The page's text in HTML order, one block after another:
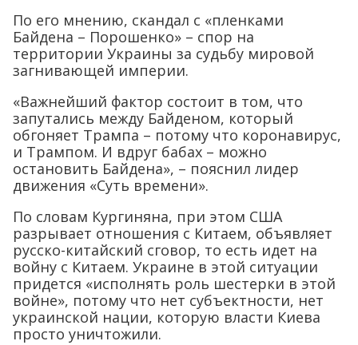
По его мнению, скандал с «пленками
Байдена – Порошенко» – спор на
территории Украины за судьбу мировой
загнивающей империи.
«Важнейший фактор состоит в том, что
запутались между Байденом, который
обгоняет Трампа – потому что коронавирус,
и Трампом. И вдруг бабах – можно
остановить Байдена», – пояснил лидер
движения «Суть времени».
По словам Кургиняна, при этом США
разрывает отношения с Китаем, объявляет
русско-китайский сговор, то есть идет на
войну с Китаем. Украине в этой ситуации
придется «исполнять роль шестерки в этой
войне», потому что нет субъектности, нет
украинской нации, которую власти Киева
просто уничтожили.